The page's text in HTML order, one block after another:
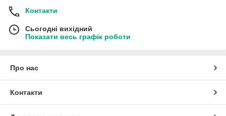
Контакти
Сьогодні вихідний
Показати весь графік роботи
Про нас
Контакти